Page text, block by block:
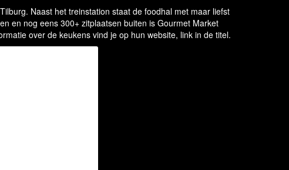
Naast het treinstation staat de foodhal met maar liefst
en nog eens 300+ zitplaatsen buiten is Gourmet Market
over de keukens vind je op hun website, link in de titel.